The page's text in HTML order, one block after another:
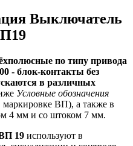
Выключатель
по типу привода
- блок-контакты без
в различных
Условные обозначения
маркировке ВП), а также в
4 мм и со штоком 7 мм.
19 используют в